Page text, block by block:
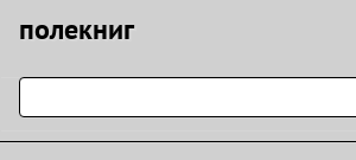
полекниг